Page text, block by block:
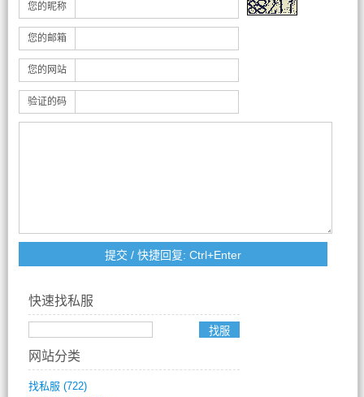
您的昵称
您的邮箱
您的网站
验证的码
快速找私服
网站分类
找私服 (722)